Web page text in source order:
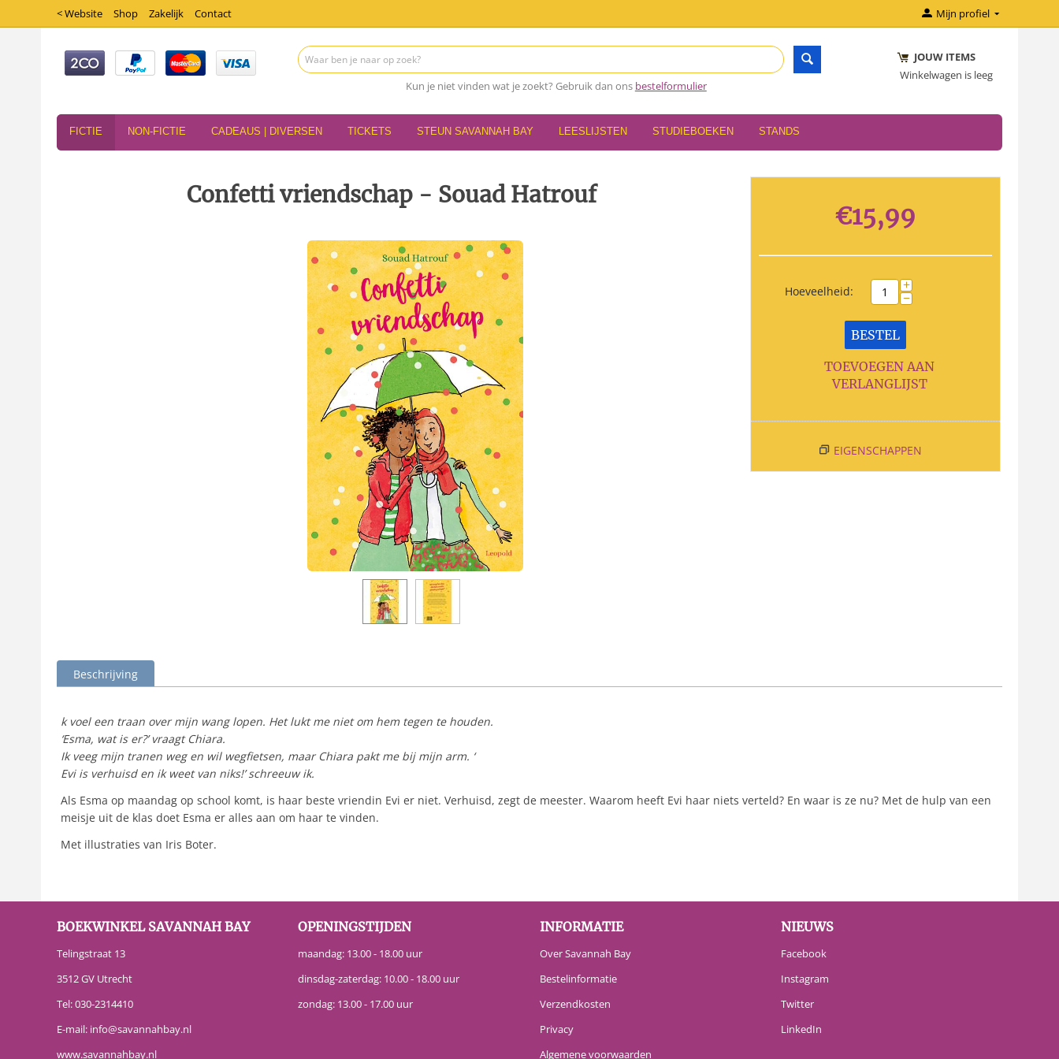
< Website Shop Zakelijk Contact Mijn profiel
Kun je niet vinden wat je zoekt? Gebruik dan ons bestelformulier
JOUW ITEMS
Winkelwagen is leeg
FICTIE NON-FICTIE CADEAUS | DIVERSEN TICKETS STEUN SAVANNAH BAY LEESLIJSTEN STUDIEBOEKEN STANDS
Confetti vriendschap - Souad Hatrouf
€15,99
Hoeveelheid: +
−
BESTEL
TOEVOEGEN AAN
VERLANGLIJST
EIGENSCHAPPEN
Beschrijving
k voel een traan over mijn wang lopen. Het lukt me niet om hem tegen te houden.
‘Esma, wat is er?’ vraagt Chiara.
Ik veeg mijn tranen weg en wil wegfietsen, maar Chiara pakt me bij mijn arm. ‘
Evi is verhuisd en ik weet van niks!’ schreeuw ik.
Als Esma op maandag op school komt, is haar beste vriendin Evi er niet. Verhuisd, zegt de meester. Waarom heeft Evi haar niets verteld? En waar is ze nu? Met de hulp van een
meisje uit de klas doet Esma er alles aan om haar te vinden.
Met illustraties van Iris Boter.
BOEKWINKEL SAVANNAH BAY
Telingstraat 13
3512 GV Utrecht
Tel:030-2314410
E-mail: info@savannahbay.nl
www.savannahbay.nl
OPENINGSTIJDEN
maandag: 13.00 - 18.00 uur
dinsdag-zaterdag: 10.00 - 18.00 uur
zondag: 13.00 - 17.00 uur
INFORMATIE
Over Savannah Bay
Bestelinformatie
Verzendkosten
Privacy
Algemene voorwaarden
NIEUWS
Facebook
Instagram
Twitter
LinkedIn